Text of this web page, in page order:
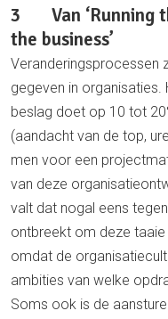
3 Van ‘Running
the business’
Veranderingsprocessen
gegeven in organisaties.
beslag doet op 10 tot
(aandacht van de top,
men voor een
van deze
valt dat nogal eens
ontbreekt om deze
omdat de
ambities van welke
Soms ook is de